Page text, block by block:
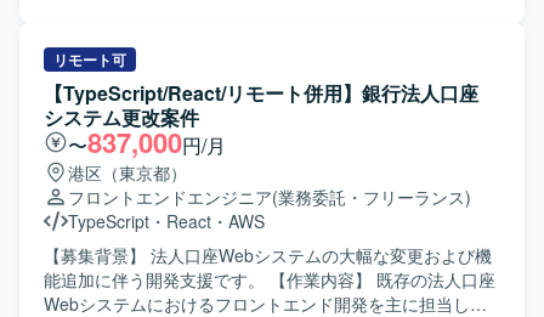
基盤の構築をご担当いただきます。AIコーディングツール
を前提とした新しい開発スタイルを取り入れながら、機能
要求を満たすシステムの設計・開発に加え、ゲーム量産を
支える共通基盤の設計・実装に携わっていただきます。ま
た、ご自身で企画・設計したゲームを実際に開発し、両ス
トアへ配信していただくことも可能なポジションです。
【求める人物像】 技術への高い興味関心があり自発的にキ
ャッチアップできる方、自発的にコミュニケーションを取
りプロジェクトを進められる方、常により良いモノづくり
を追求できる方を求めております。 【ポジションの魅力】
開発基盤の構築に携わりながらご自身でもゲーム開発を担
リモート可
【TypeScript/React/リモート併用】銀行法人口座
システム更改案件
〜837,000円/月
港区（東京都）
フロントエンドエンジニア(業務委託・フリーランス)
TypeScript ・ React ・ AWS
【募集背景】 法人口座Webシステムの大幅な変更および機
能追加に伴う開発支援です。 【作業内容】 既存の法人口座
Webシステムにおけるフロントエンド開発を主に担当して